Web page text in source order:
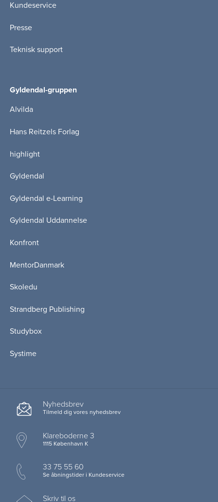
Kundeservice
Presse
Teknisk support
Gyldendal-gruppen
Alvilda
Hans Reitzels Forlag
highlight
Gyldendal
Gyldendal e-Learning
Gyldendal Uddannelse
Konfront
MentorDanmark
Skoledu
Strandberg Publishing
Studybox
Systime
Nyhedsbrev
Tilmeld dig vores nyhedsbrev
Klareboderne 3
1115 København K
33 75 55 60
Se åbningstider i Kundeservice
Skriv til os